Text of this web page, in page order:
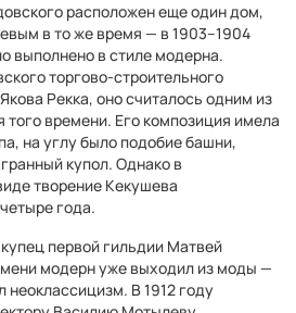
расположен еще один дом,
в то же время — в 1903–1904
выполнено в стиле модерна.
торгово-строительного
Рекка, оно считалось одним из
времени. Его композиция имела
на углу было подобие башни,
купол. Однако в
творение Кекушева
года.
первой гильдии Матвей
модерн уже выходил из моды —
В 1912 году